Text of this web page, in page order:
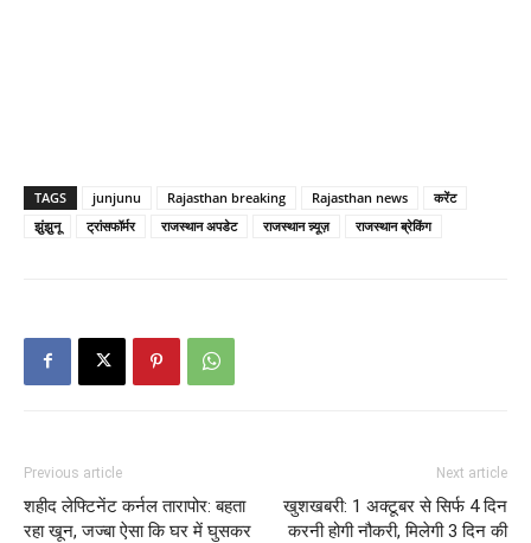
TAGS junjunu Rajasthan breaking Rajasthan news
करेंट
झुंझुनू
ट्रांसफॉर्मर राजस्थान अपडेट राजस्थान न्न्यूज़ राजस्थान ब्रेकिंग
Previous article
शहीद लेफ्टिनेंट कर्नल तारापोर: बहता
रहा खून, जज्बा ऐसा कि घर में घुसकर
Next article
खुशखबरी: 1 अक्टूबर से सिर्फ 4 दिन
करनी होगी नौकरी, मिलेगी 3 दिन की